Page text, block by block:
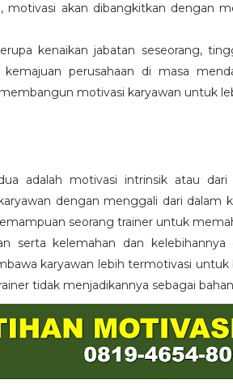
motivasi akan dibangkitkan dengan
kenaikan jabatan seseorang,
perusahaan di masa
motivasi karyawan untuk
adalah motivasi intrinsik atau
dengan menggali dari dalam
seorang trainer untuk
serta kelemahan dan
karyawan lebih termotivasi untuk
tidak menjadikannya sebagai